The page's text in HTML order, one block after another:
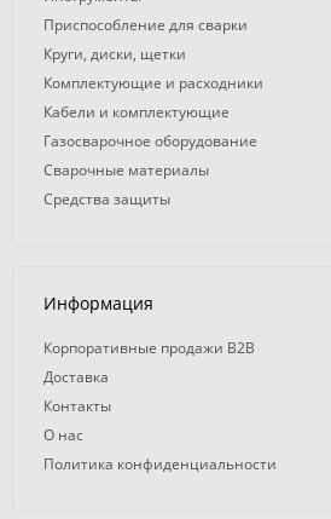
Приспособление для сварки
Круги, диски, щетки
Комплектующие и расходники
Кабели и комплектующие
Газосварочное оборудование
Сварочные материалы
Средства защиты
Информация
Корпоративные продажи B2B
Доставка
Контакты
О нас
Политика конфиденциальности